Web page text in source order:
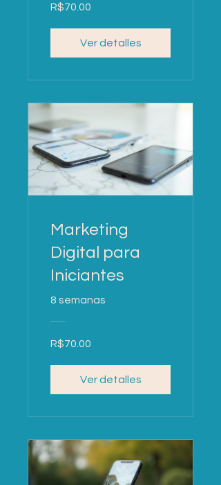
R$70.00
Ver detalles
Marketing
Digital para
Iniciantes
8 semanas
R$70.00
Ver detalles